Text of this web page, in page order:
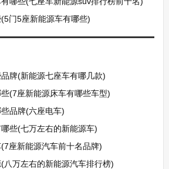
门5座新能源车有哪些)
牌(新能源七座车有哪几款)
(7座新能源床车有哪些车型)
品牌(六座电车)
些(七万左右的新能源车)
座新能源汽车前十名品牌)
八万左右的新能源汽车排行榜)